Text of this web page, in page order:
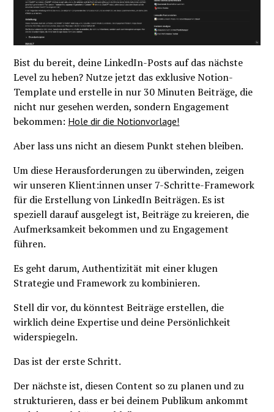
Bist du bereit, deine LinkedIn-Posts auf das nächste
Level zu heben? Nutze jetzt das exklusive Notion-
Template und erstelle in nur 30 Minuten Beiträge, die
nicht nur gesehen werden, sondern Engagement
bekommen: Hole dir die Notionvorlage!
Aber lass uns nicht an diesem Punkt stehen bleiben.
Um diese Herausforderungen zu überwinden, zeigen
wir unseren Klient:innen unser 7-Schritte-Framework
für die Erstellung von LinkedIn Beiträgen. Es ist
speziell darauf ausgelegt ist, Beiträge zu kreieren, die
Aufmerksamkeit bekommen und zu Engagement
führen.
Es geht darum, Authentizität mit einer klugen
Strategie und Framework zu kombinieren.
Stell dir vor, du könntest Beiträge erstellen, die
wirklich deine Expertise und deine Persönlichkeit
widerspiegeln.
Das ist der erste Schritt.
Der nächste ist, diesen Content so zu planen und zu
strukturieren, dass er bei deinem Publikum ankommt